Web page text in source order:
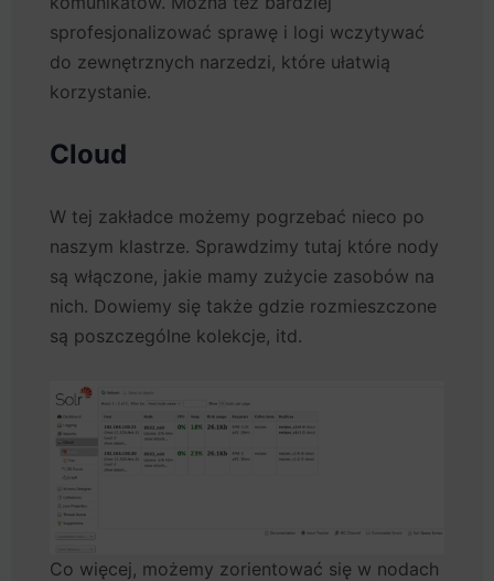
sprofesjonalizować sprawę i logi wczytywać
do zewnętrznych narzedzi, które ułatwią
korzystanie.
Cloud
W tej zakładce możemy pogrzebać nieco po
naszym klastrze. Sprawdzimy tutaj które nody
są włączone, jakie mamy zużycie zasobów na
nich. Dowiemy się także gdzie rozmieszczone
są poszczególne kolekcje, itd.
Co więcej, możemy zorientować się w nodach